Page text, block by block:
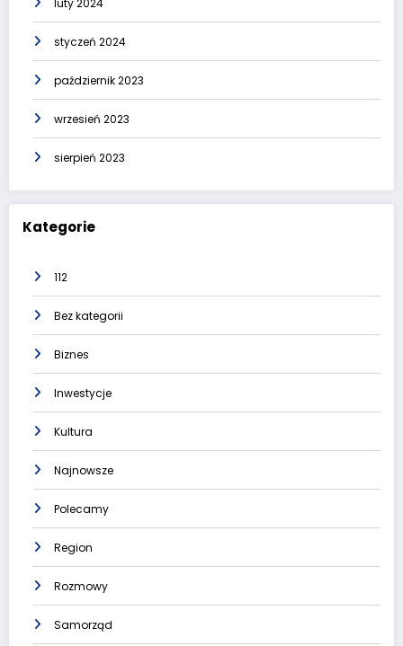
luty 2024
styczeń 2024
październik 2023
wrzesień 2023
sierpień 2023
Kategorie
112
Bez kategorii
Biznes
Inwestycje
Kultura
Najnowsze
Polecamy
Region
Rozmowy
Samorząd